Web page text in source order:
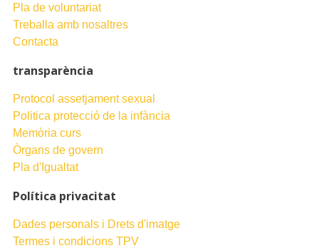
Pla de voluntariat
Treballa amb nosaltres
Contacta
transparència
Protocol assetjament sexual
Politica protecció de la infància
Memòria curs
Òrgans de govern
Pla d'Igualtat
Política privacitat
Dades personals i Drets d'imatge
Termes i condicions TPV